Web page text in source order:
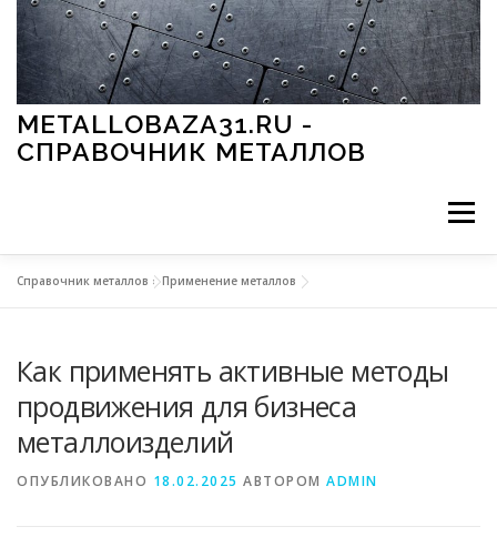
Перейти к содержимому
METALLOBAZA31.RU -
СПРАВОЧНИК МЕТАЛЛОВ
Меню
МЕТАЛЛЫ И ОКРУЖАЮЩАЯ СРЕДА
ПРИМЕНЕНИЕ МЕТАЛЛОВ
Справочник металлов »Применение металлов
Как применять активные методы
продвижения для бизнеса
металлоизделий
ОПУБЛИКОВАНО 18.02.2025 АВТОРОМ ADMIN